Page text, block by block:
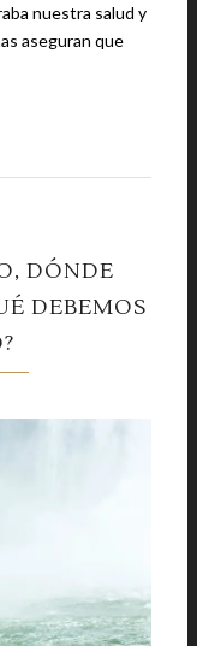
nuestra salud y
DÓNDE
DEBEMOS